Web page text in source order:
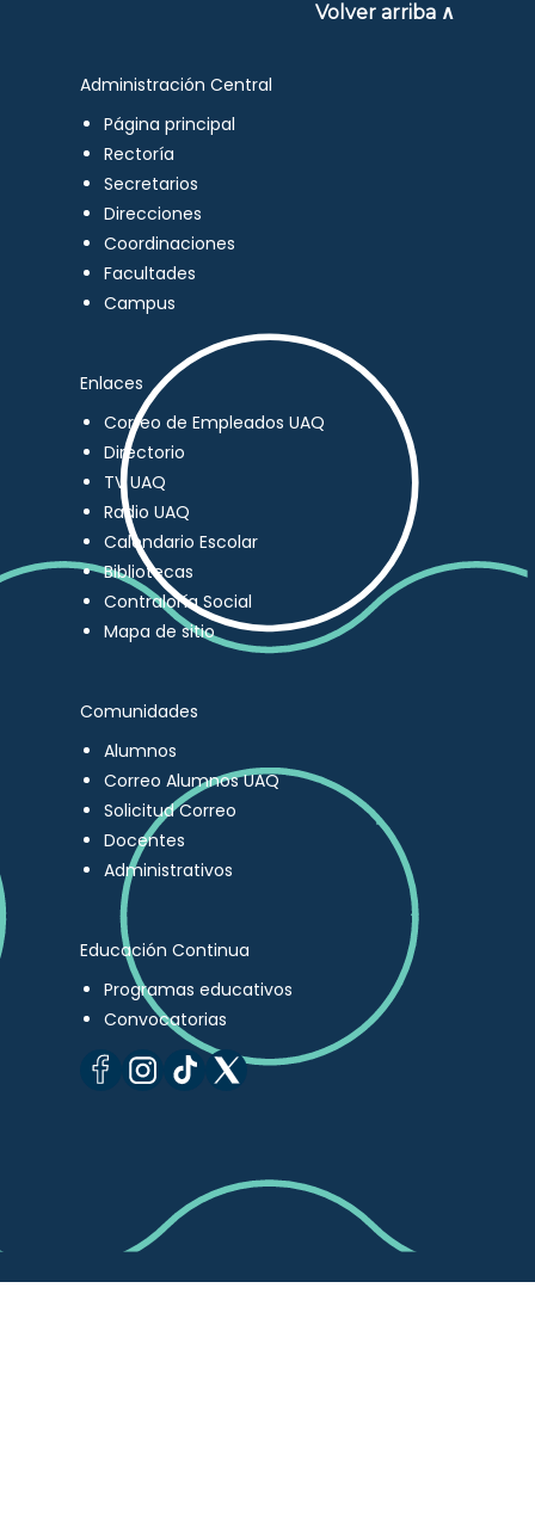
Volver arriba ∧
Administración Central
Página principal
Rectoría
Secretarios
Direcciones
Coordinaciones
Facultades
Campus
Enlaces
Correo de Empleados UAQ
Directorio
TV UAQ
Radio UAQ
Calendario Escolar
Bibliotecas
Contraloría Social
Mapa de sitio
Comunidades
Alumnos
Correo Alumnos UAQ
Solicitud Correo
Docentes
Administrativos
Educación Continua
Programas educativos
Convocatorias